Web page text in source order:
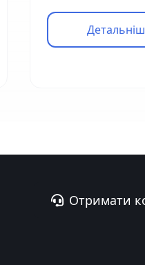
Отримати